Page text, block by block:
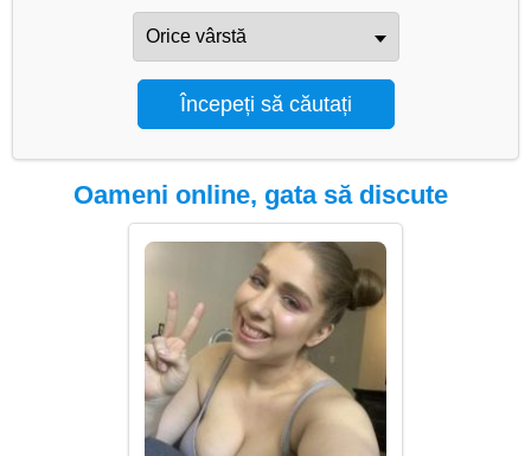
Oameni online, gata să discute